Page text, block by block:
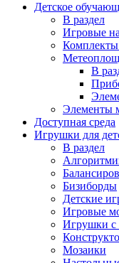
Детское
В раздел
Игровые
Комплекты
В
Элементы
Доступная среда
Игрушки для
В раздел
Бизиборды
Детские
Игровые
Игрушки с
Мозаики